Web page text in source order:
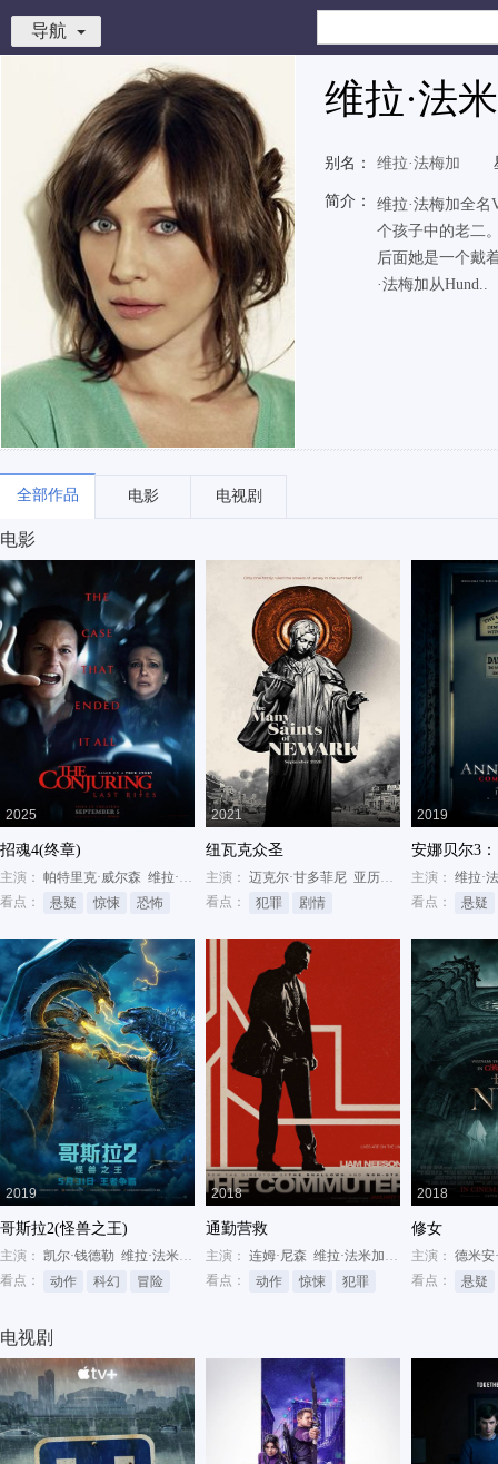
导航
维拉·法
别名： 维拉·法梅加
简介：
维拉·法梅加全名
个孩子中的老二
后面她是一个戴
·法梅加从Hund..
全部作品 电影 电视剧
电影
2025
招魂4(终章)
主演： 帕特里克·威尔森 维拉·法米加
米娅·汤姆林森
看点：
悬疑 惊悚 恐怖
2021
纽瓦克众圣
主演： 迈克尔·甘多菲尼 亚历桑德罗·尼沃拉
维
看点：
犯罪 剧情
2019
安娜贝尔3
主演： 维拉·
看点：
悬疑
2019
哥斯拉2(怪兽之王)
主演： 凯尔·钱德勒 维拉·法米加
米莉·波比·布朗
看点：
动作 科幻 冒险
2018
通勤营救
主演： 连姆·尼森 维拉·法米加 帕特里克·威尔森
看点：
动作 惊悚 犯罪
2018
修女
主演： 德米安
看点：
悬疑
电视剧